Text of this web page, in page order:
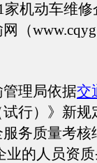
家机动车维
（
理局依据交
行）》新规
服务质量考核
业的人员资